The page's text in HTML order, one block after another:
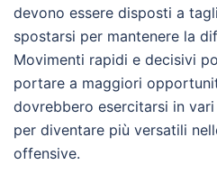
devono essere disposti a
spostarsi per mantenere la
Movimenti rapidi e decisivi
portare a maggiori
dovrebbero esercitarsi in
per diventare più versatili
offensive.